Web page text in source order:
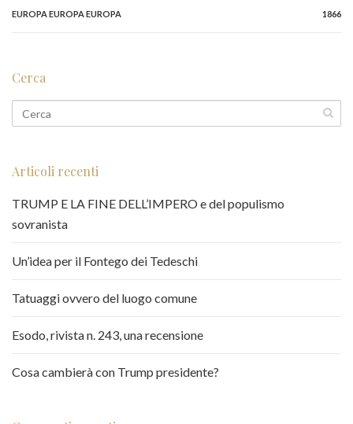
EUROPA EUROPA EUROPA
1866
Cerca
Articoli recenti
TRUMP E LA FINE DELL’IMPERO e del populismo
sovranista
Un’idea per il Fontego dei Tedeschi
Tatuaggi ovvero del luogo comune
Esodo, rivista n. 243, una recensione
Cosa cambierà con Trump presidente?